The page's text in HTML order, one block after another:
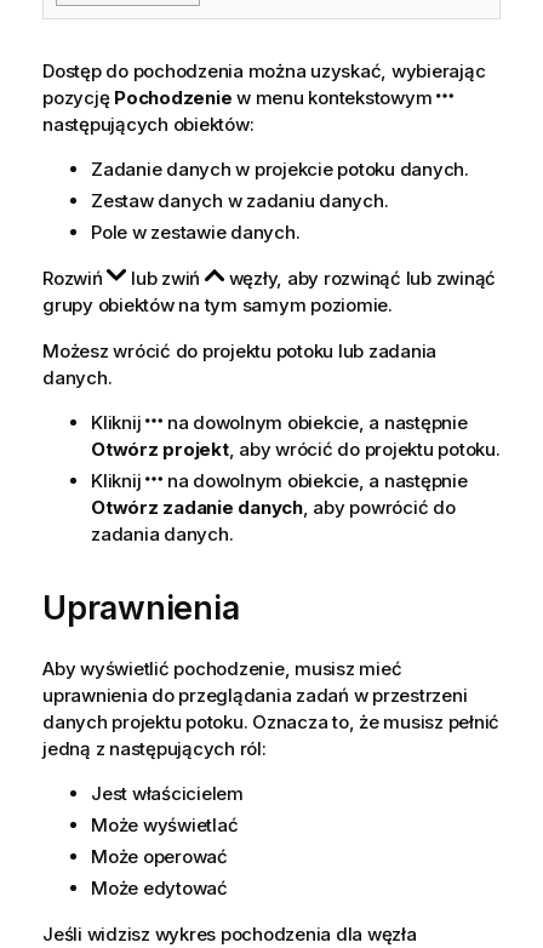
Dostęp do pochodzenia można uzyskać, wybierając
pozycję Pochodzenie w menu kontekstowym
następujących obiektów:
Zadanie danych w projekcie potoku danych.
Zestaw danych w zadaniu danych.
Pole w zestawie danych.
Rozwiń
lub zwiń
węzły, aby rozwinąć lub zwinąć
grupy obiektów na tym samym poziomie.
Możesz wrócić do projektu potoku lub zadania
danych.
Kliknij
na dowolnym obiekcie, a następnie
Otwórz projekt, aby wrócić do projektu potoku.
Kliknij
na dowolnym obiekcie, a następnie
Otwórz zadanie danych, aby powrócić do
zadania danych.
Uprawnienia
Aby wyświetlić pochodzenie, musisz mieć
uprawnienia do przeglądania zadań w przestrzeni
danych projektu potoku. Oznacza to, że musisz pełnić
jedną z następujących ról:
Jest właścicielem
Może wyświetlać
Może operować
Może edytować
Jeśli widzisz wykres pochodzenia dla węzła